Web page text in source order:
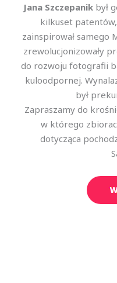
Jana Szczepanikbył
kilkuset
zainspirował samego
zrewolucjonizowały
do rozwoju fotografii
kuloodpornej.
był
Zapraszamy do
w którego
dotycząca